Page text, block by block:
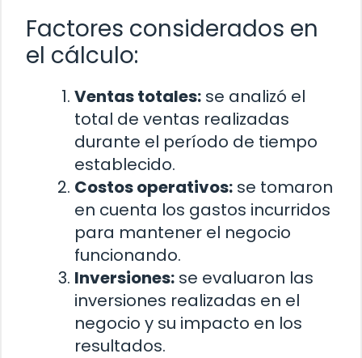
Factores considerados en
el cálculo:
Ventas totales: se analizó el
total de ventas realizadas
durante el período de tiempo
establecido.
Costos operativos: se tomaron
en cuenta los gastos incurridos
para mantener el negocio
funcionando.
Inversiones: se evaluaron las
inversiones realizadas en el
negocio y su impacto en los
resultados.